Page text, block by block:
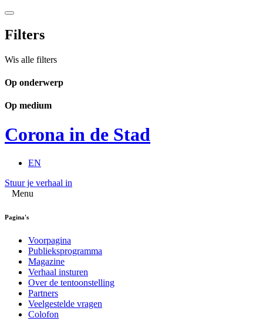
Filters
Wis alle filters
Op onderwerp
Op medium
Corona in de Stad
EN
Stuur je verhaal in
Menu
Pagina's
Voorpagina
Publieksprogramma
Magazine
Verhaal insturen
Over de tentoonstelling
Partners
Veelgestelde vragen
Colofon